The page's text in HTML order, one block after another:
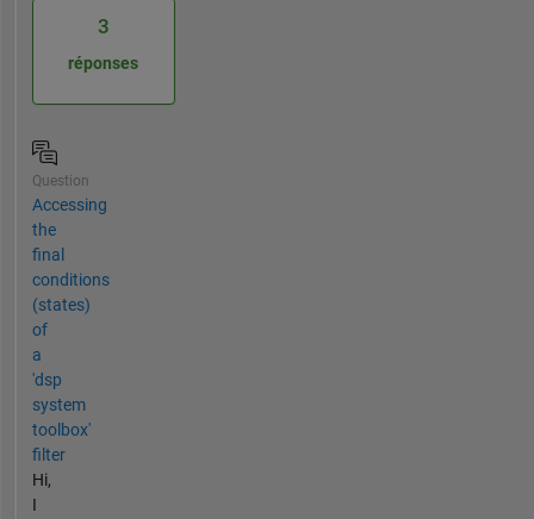
3
réponses
Question
Accessing
the
final
conditions
(states)
of
a
'dsp
system
toolbox'
filter
Hi,
I